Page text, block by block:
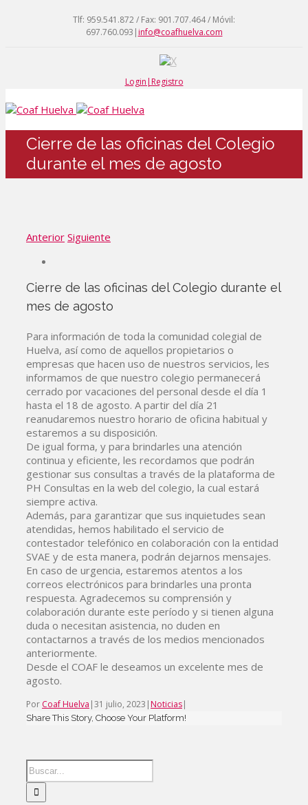
Tlf: 959.541.872 / Fax: 901.707.464 / Móvil:
697.760.093 | info@coafhuelva.com
Login|Registro
Cierre de las oficinas del Colegio
durante el mes de agosto
Anterior Siguiente
Cierre de las oficinas del Colegio durante el
mes de agosto
Para información de toda la comunidad colegial de
Huelva, así como de aquellos propietarios o
empresas que hacen uso de nuestros servicios, les
informamos de que nuestro colegio permanecerá
cerrado por vacaciones del personal desde el día 1
hasta el 18 de agosto. A partir del día 21
reanudaremos nuestro horario de oficina habitual y
estaremos a su disposición.
De igual forma, y para brindarles una atención
continua y eficiente, les recordamos que podrán
gestionar sus consultas a través de la plataforma de
PH Consultas en la web del colegio, la cual estará
siempre activa.
Además, para garantizar que sus inquietudes sean
atendidas, hemos habilitado el servicio de
contestador telefónico en colaboración con la entidad
SVAE y de esta manera, podrán dejarnos mensajes.
En caso de urgencia, estaremos atentos a los
correos electrónicos para brindarles una pronta
respuesta. Agradecemos su comprensión y
colaboración durante este período y si tienen alguna
duda o necesitan asistencia, no duden en
contactarnos a través de los medios mencionados
anteriormente.
Desde el COAF le deseamos un excelente mes de
agosto.
Por Coaf Huelva |31 julio, 2023 | Noticias|
Share This Story, Choose Your Platform!